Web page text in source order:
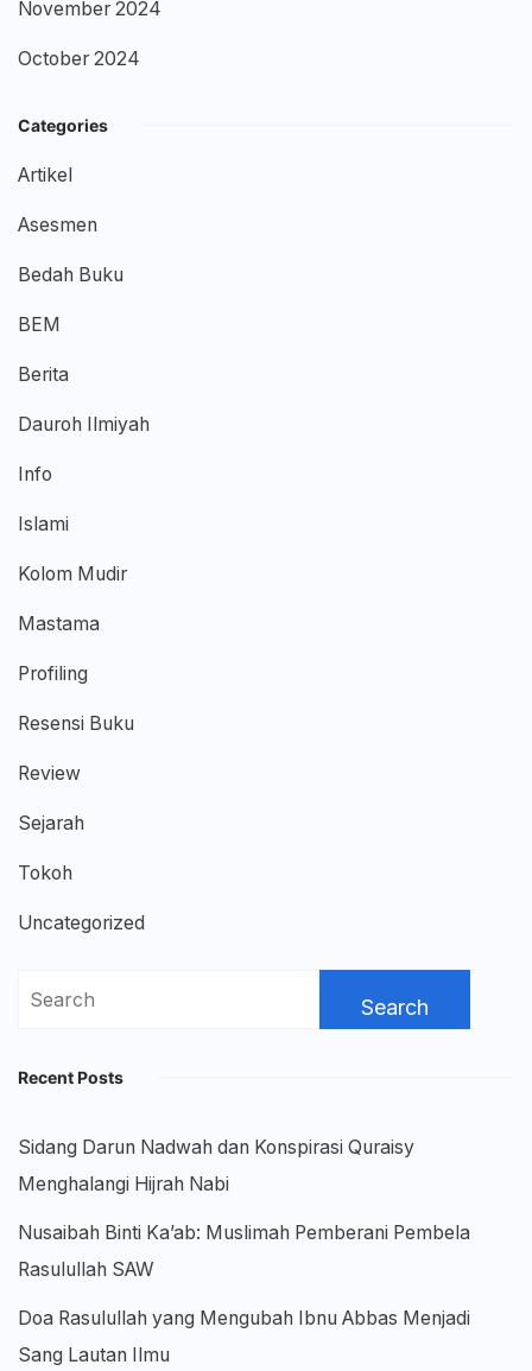
November 2024
October 2024
Categories
Artikel
Asesmen
Bedah Buku
BEM
Berita
Dauroh Ilmiyah
Info
Islami
Kolom Mudir
Mastama
Profiling
Resensi Buku
Review
Sejarah
Tokoh
Uncategorized
Search
Recent Posts
Sidang Darun Nadwah dan Konspirasi Quraisy
Menghalangi Hijrah Nabi
Nusaibah Binti Ka’ab: Muslimah Pemberani Pembela
Rasulullah SAW
Doa Rasulullah yang Mengubah Ibnu Abbas Menjadi
Sang Lautan Ilmu